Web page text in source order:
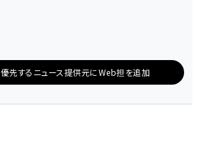
優先するニュース提供元にWeb担を追加